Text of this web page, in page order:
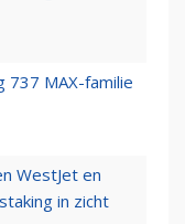
737 MAX-familie
WestJet en
in zicht